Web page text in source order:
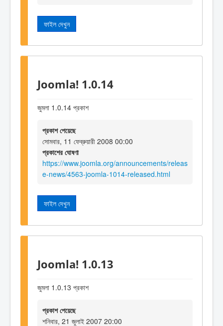
ফাইল দেখুন
Joomla! 1.0.14
জুমলা 1.0.14 প্রকাশ
প্রকাশ পেয়েছে
সোমবার, 11 ফেব্রুয়ারী 2008 00:00
প্রকাশের ঘোষণা
https://www.joomla.org/announcements/releas
e-news/4563-joomla-1014-released.html
ফাইল দেখুন
Joomla! 1.0.13
জুমলা 1.0.13 প্রকাশ
প্রকাশ পেয়েছে
শনিবার, 21 জুলাই 2007 20:00